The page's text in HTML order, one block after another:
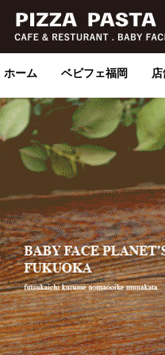
ホーム ベビフェ福岡